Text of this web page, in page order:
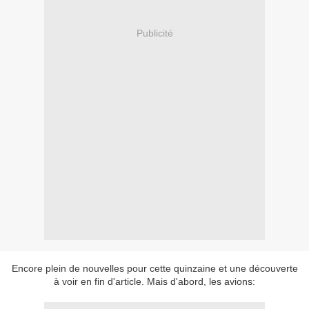
Publicité
Encore plein de nouvelles pour cette quinzaine et une découverte
à voir en fin d'article. Mais d'abord, les avions: